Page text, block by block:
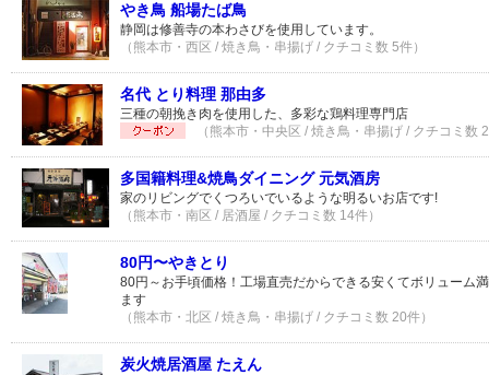
やき鳥 船場たば鳥
静岡は修善寺の本わさびを使用しています。
（熊本市・西区 / 焼き鳥・串揚げ / クチコミ数 5件）
名代 とり料理 那由多
三種の朝挽き肉を使用した、多彩な鶏料理専門店
（熊本市・中央区 / 焼き鳥・串揚げ / クチコミ数
多国籍料理&焼鳥ダイニング 元気酒房
家のリビングでくつろいでいるような明るいお店です!
（熊本市・南区 / 居酒屋 / クチコミ数 14件）
80円〜やきとり
80円～お手頃価格！工場直売だからできる安くてボリューム
ます
（熊本市・北区 / 焼き鳥・串揚げ / クチコミ数 20件）
炭火焼居酒屋 たえん